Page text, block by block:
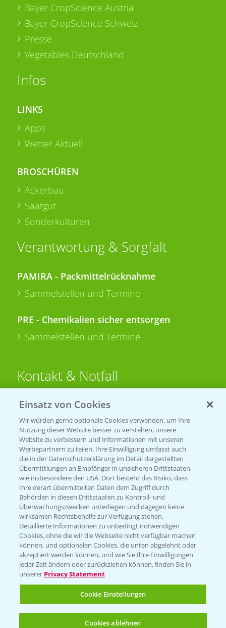
Bayer CropScience Austria
Bayer CropScience Schweiz
Presse
Vegetables Deutschland
Infos
LINKS
Apps
Wetter Aktuell
BROSCHÜREN
Ackerbau
Saatgut
Sonderkulturen
Verantwortung & Sorgfalt
PAMIRA - Packmittelrücknahme
Sammelstellen und Termine
PRE - Chemikalien sicher entsorgen
Sammelstellen und Termine
Kontakt & Notfall
Beratung auf WhatsApp
T.+49 (0)174 346 564 1
KONTAKT
Hilfe in Notfällen
T.+49 (0)214/30-20220
Folgen Sie uns
Einsatz von Cookies
Wir würden gerne optionale Cookies verwenden, um Ihre
Nutzung dieser Website besser zu verstehen, unsere
Website zu verbessern und Informationen mit unseren
Werbepartnern zu teilen. Ihre Einwilligung umfasst auch
die in der Datenschutzerklärung im Detail dargestellten
Übermittlungen an Empfänger in unsicheren Drittstaaten,
wie insbesondere den USA. Dort besteht das Risiko, dass
Ihre derart übermittelten Daten dem Zugriff durch
Behörden in diesen Drittstaaten zu Kontroll- und
Überwachungszwecken unterliegen und dagegen keine
wirksamen Rechtsbehelfe zur Verfügung stehen.
Detaillierte Informationen zu unbedingt notwendigen
Cookies, ohne die wir die Webseite nicht verfügbar machen
können, und optionalen Cookies, die unten abgelehnt oder
akzeptiert werden können, und wie Sie Ihre Einwilligungen
jeder Zeit ändern oder zurückziehen können, finden Sie in
unserer Privacy Statement
Cookie Einstellungen
Cookies ablehnen